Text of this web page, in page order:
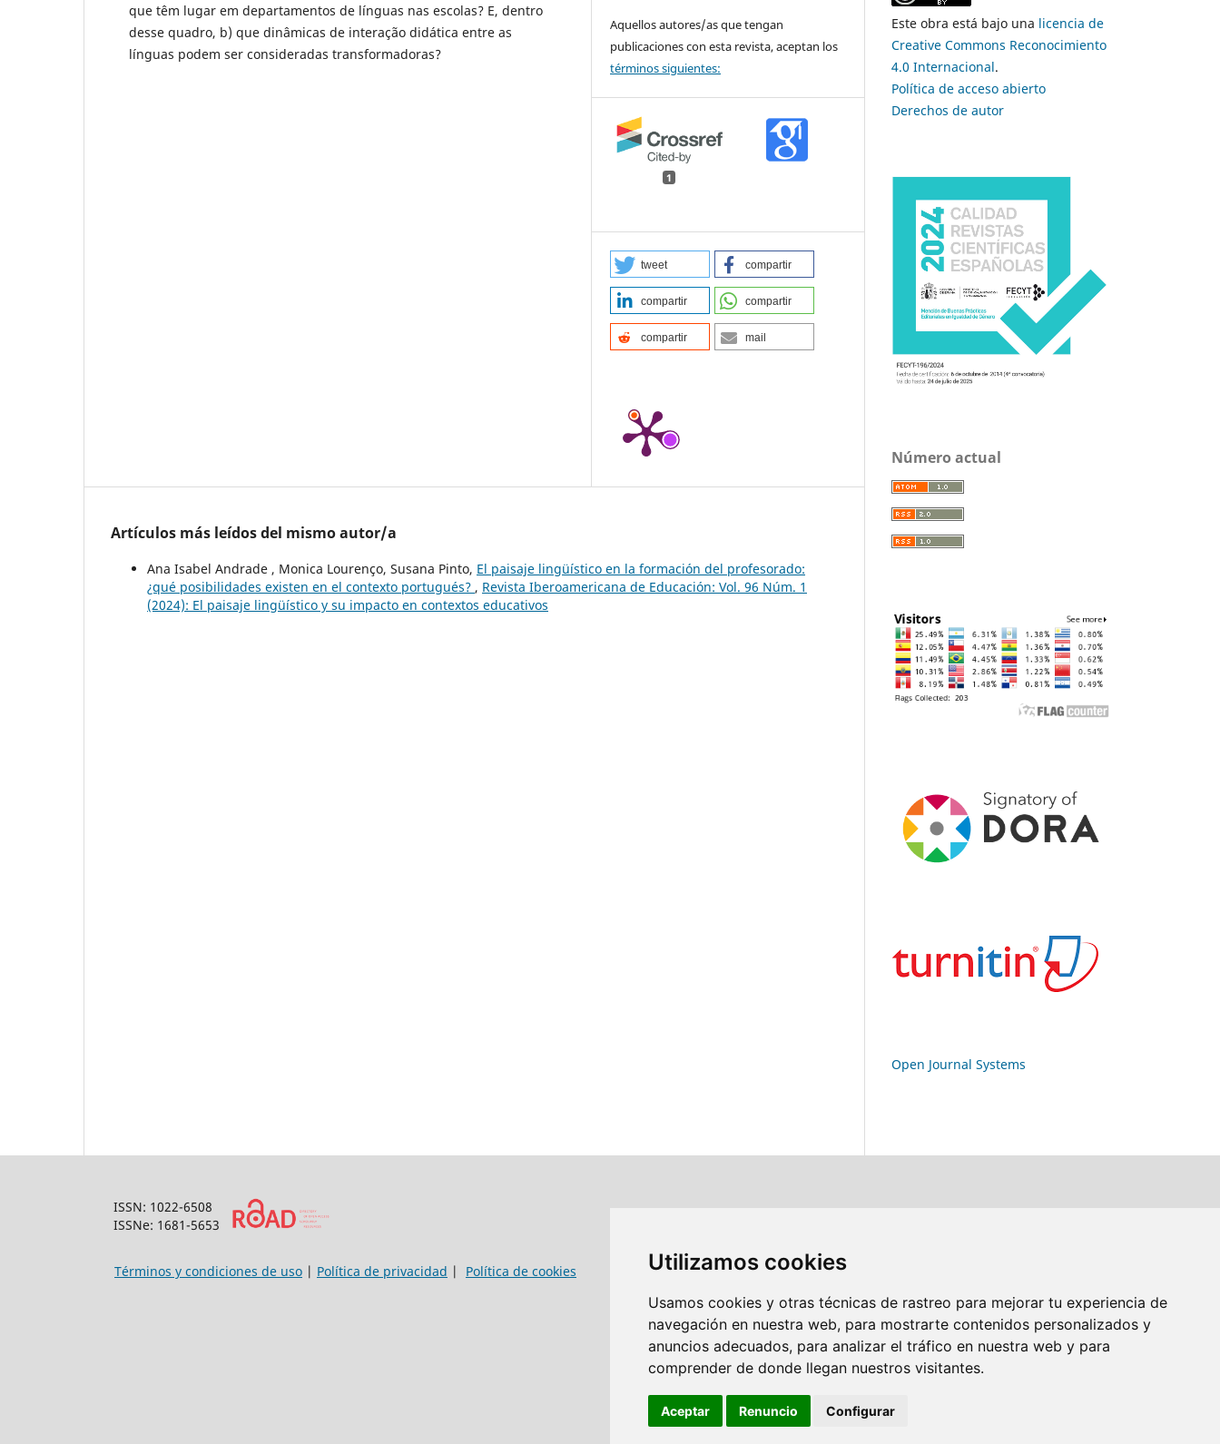
Utilizamos cookies
Usamos cookies y otras técnicas de rastreo para mejorar tu experiencia de
navegación en nuestra web, para mostrarte contenidos personalizados y
anuncios adecuados, para analizar el tráfico en nuestra web y para
comprender de donde llegan nuestros visitantes.
Aceptar Renuncio Configurar
que têm lugar em departamentos de línguas nas escolas? E, dentro
desse quadro, b) que dinâmicas de interação didática entre as
línguas podem ser consideradas transformadoras?
Aquellos autores/as que tengan
publicaciones con esta revista, aceptan los
términos siguientes:
1
tweet compartir
compartir compartir
compartir mail
Artículos más leídos del mismo autor/a
Ana Isabel Andrade , Monica Lourenço, Susana Pinto, El paisaje lingüístico en la formación del profesorado:
¿qué posibilidades existen en el contexto portugués? , Revista Iberoamericana de Educación: Vol. 96 Núm. 1
(2024): El paisaje lingüístico y su impacto en contextos educativos
Este obra está bajo una licencia de
Creative Commons Reconocimiento
4.0 Internacional.
Política de acceso abierto
Derechos de autor
Número actual
Open Journal Systems
ISSN: 1022-6508
ISSNe: 1681-5653
Términos y condiciones de uso | Política de privacidad | Política de cookies